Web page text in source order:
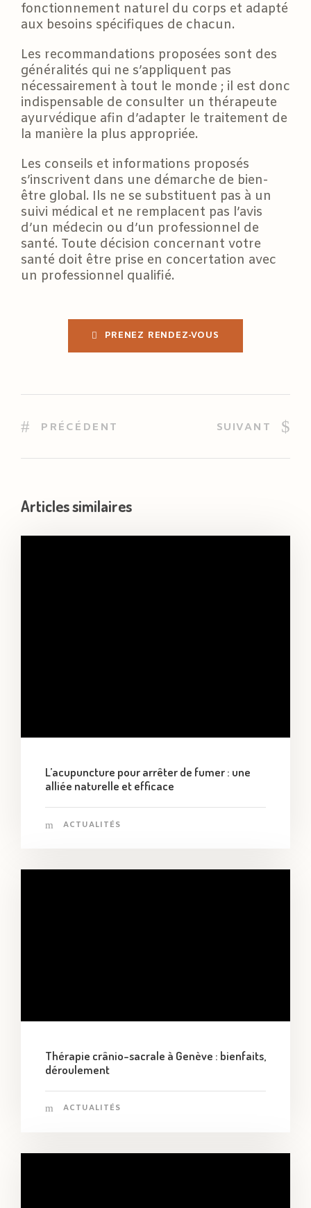
fonctionnement naturel du corps et adapté
aux besoins spécifiques de chacun.
Les recommandations proposées sont des
généralités qui ne s’appliquent pas
nécessairement à tout le monde ; il est donc
indispensable de consulter un thérapeute
ayurvédique afin d’adapter le traitement de
la manière la plus appropriée.
Les conseils et informations proposés
s’inscrivent dans une démarche de bien-
être global. Ils ne se substituent pas à un
suivi médical et ne remplacent pas l’avis
d’un médecin ou d’un professionnel de
santé. Toute décision concernant votre
santé doit être prise en concertation avec
un professionnel qualifié.
PRENEZ RENDEZ-VOUS
PRÉCÉDENT SUIVANT
Articles similaires
L’acupuncture pour arrêter de fumer : une
alliée naturelle et efficace
ACTUALITÉS
Thérapie crânio-sacrale à Genève : bienfaits,
déroulement
ACTUALITÉS